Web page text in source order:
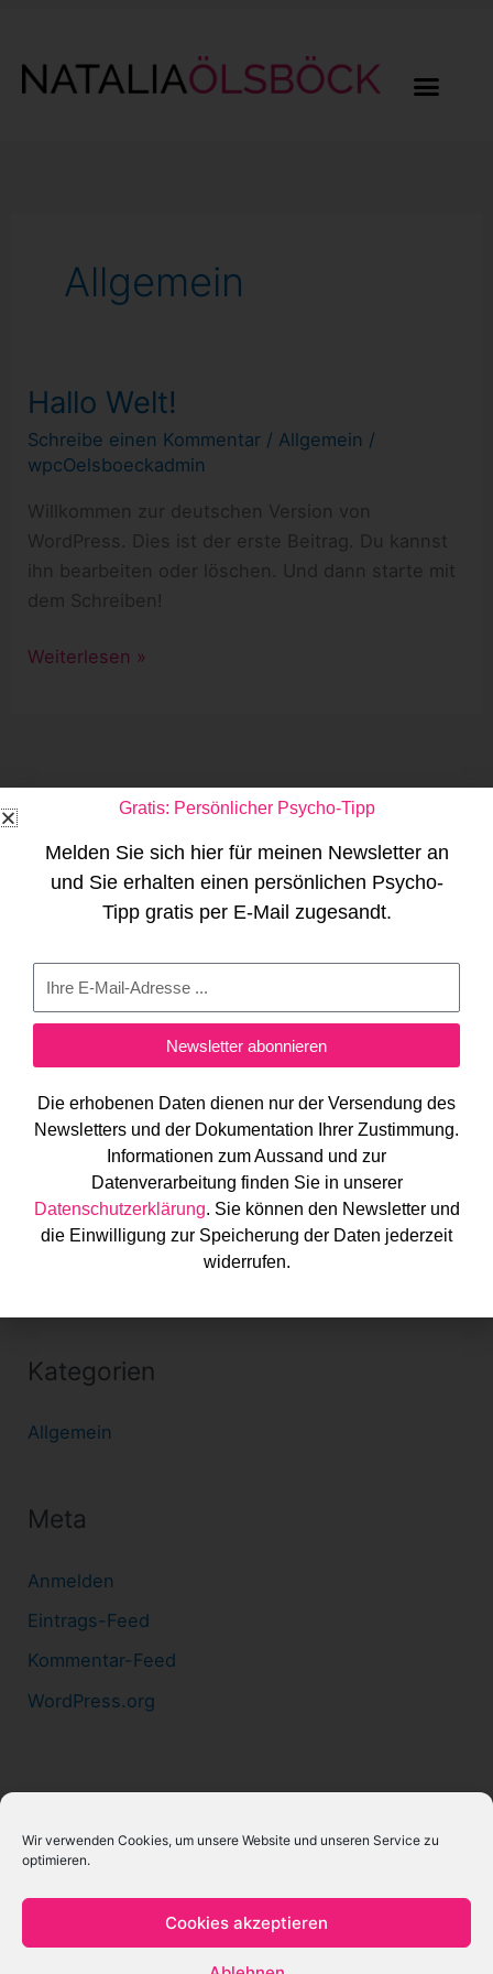
Wir verwenden Cookies, um unsere Website und unseren Service zu
optimieren.
Cookies akzeptieren
springen
Allgemein
Hallo Welt!
Schreibe einen Kommentar / Allgemein /
wpcOelsboeckadmin
Willkommen zur deutschen Version von
WordPress. Dies ist der erste Beitrag. Du kannst
ihn bearbeiten oder löschen. Und dann starte mit
dem Schreiben!
Hallo
Weiterlesen »
c
n
a
h
Neueste Beiträge
Neueste Kommentare
Archiv
Kategorien
Allgemein
Meta
Anmelden
Eintrags-Feed
Kommentar-Feed
WordPress.org
Teilen mit Freu(n)de
Gratis: Persönlicher Psycho-Tipp
Melden Sie sich hier für meinen Newsletter an
und Sie erhalten einen persönlichen Psycho-
Tipp gratis per E-Mail zugesandt.
Newsletter abonnieren
Die erhobenen Daten dienen nur der Versendung des
Newsletters und der Dokumentation Ihrer Zustimmung.
Informationen zum Aussand und zur
Datenverarbeitung finden Sie in unserer
Datenschutzerklärung. Sie können den Newsletter und
die Einwilligung zur Speicherung der Daten jederzeit
widerrufen.